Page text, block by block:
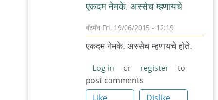
एकदम नेमके. अस्सेच म्हणायचे
बॅटमॅन Fri, 19/06/2015 - 12:19
In
reply
सरकारच्या
कृतीचे
एकदम नेमके. अस्सेच म्हणायचे होते.
Log in or register
to
post comments
Like
Dislike